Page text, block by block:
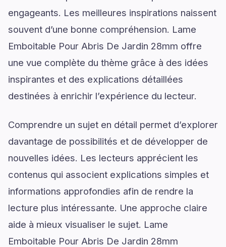
engageants. Les meilleures inspirations naissent
souvent d’une bonne compréhension. Lame
Emboitable Pour Abris De Jardin 28mm offre
une vue complète du thème grâce à des idées
inspirantes et des explications détaillées
destinées à enrichir l’expérience du lecteur.
Comprendre un sujet en détail permet d’explorer
davantage de possibilités et de développer de
nouvelles idées. Les lecteurs apprécient les
contenus qui associent explications simples et
informations approfondies afin de rendre la
lecture plus intéressante. Une approche claire
aide à mieux visualiser le sujet. Lame
Emboitable Pour Abris De Jardin 28mm